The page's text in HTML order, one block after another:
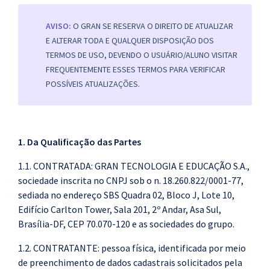
Conteúdo gratuito
Aprovados
Atendimento
AVISO: O GRAN SE RESERVA O DIREITO DE ATUALIZAR
E ALTERAR TODA E QUALQUER DISPOSIÇÃO DOS
TERMOS DE USO, DEVENDO O USUÁRIO/ALUNO VISITAR
FREQUENTEMENTE ESSES TERMOS PARA VERIFICAR
POSSÍVEIS ATUALIZAÇÕES.
1. Da Qualificação das Partes
1.1. CONTRATADA: GRAN TECNOLOGIA E EDUCAÇÃO S.A.,
sociedade inscrita no CNPJ sob o n. 18.260.822/0001-77,
sediada no endereço SBS Quadra 02, Bloco J, Lote 10,
Edifício Carlton Tower, Sala 201, 2º Andar, Asa Sul,
Brasília-DF, CEP 70.070-120 e as sociedades do grupo.
1.2. CONTRATANTE: pessoa física, identificada por meio
de preenchimento de dados cadastrais solicitados pela